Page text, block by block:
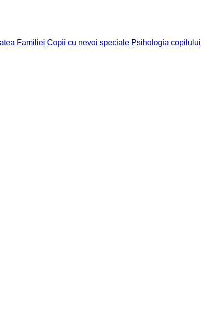
Familiei Copii cu nevoi speciale Psihologia copilului